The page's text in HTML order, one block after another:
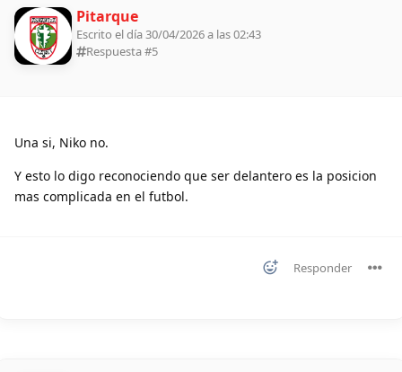
Pitarque
Escrito el día 30/04/2026 a las 02:43
Respuesta #5
Una si, Niko no.
Y esto lo digo reconociendo que ser delantero es la posicion
mas complicada en el futbol.
Responder